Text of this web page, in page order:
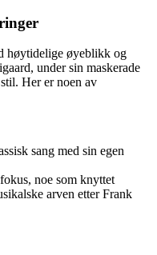
høytidelige øyeblikk og
under sin maskerade
Her er noen av
sang med sin egen
noe som knyttet
arven etter Frank